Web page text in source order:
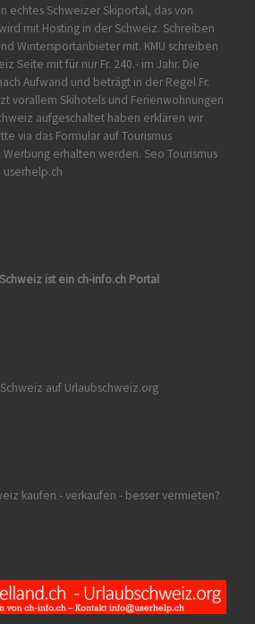
echtes Schweizer Skiportal, das von
mit Hosting in der Schweiz. Schreiben
Wintersportanbieter mit. KMU schreiben
Seite mit für nur Fr. 240.- im Jahr. Die
Aufwand und beträgt in der Regel Fr.
vorallem Skihotels und Ferienwohnungen
aufgeschaltet haben erklären wir
via das Formular aufTourismus
Werbung erhalten werden. Seo Tourismus
ist ein ch-info.ch Portal
auf Urlaubschweiz.org
kaufen - verkaufen - besser vermieten?